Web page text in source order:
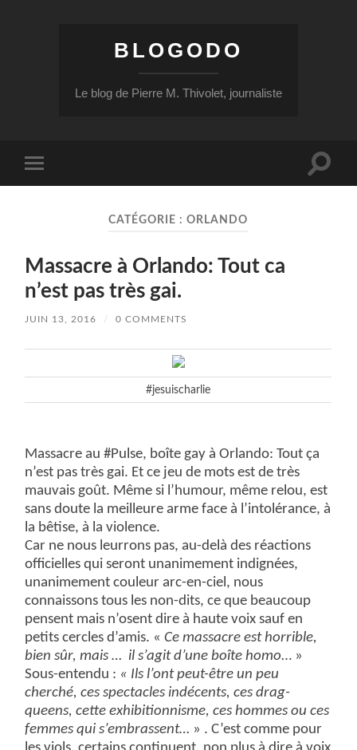
BLOGODO
Le blog de Pierre M. Thivolet, journaliste
mobile
Toggle
CATÉGORIE :ORLANDO
Massacre à Orlando: Tout ca
n’est pas très gai.
JUIN 13, 2016 / 0 COMMENTS
#jesuischarlie
Massacre au #Pulse, boîte gay à Orlando: Tout ça
n’est pas très gai. Et ce jeu de mots est de très
mauvais goût. Même si l’humour, même relou, est
sans doute la meilleure arme face à l’intolérance, à
la bêtise, à la violence.
Car ne nous leurrons pas, au-delà des réactions
officielles qui seront unanimement indignées,
unanimement couleur arc-en-ciel, nous
connaissons tous les non-dits, ce que beaucoup
pensent mais n’osent dire à haute voix sauf en
petits cercles d’amis. «Ce massacre est horrible,
bien sûr, mais … il s’agit d’une boîte homo… »
Sous-entendu : « Ils l’ont peut-être un peu
cherché, ces spectacles indécents, ces drag-
queens, cette exhibitionnisme, ces hommes ou ces
femmes qui s’embrassent… » . C’est comme pour